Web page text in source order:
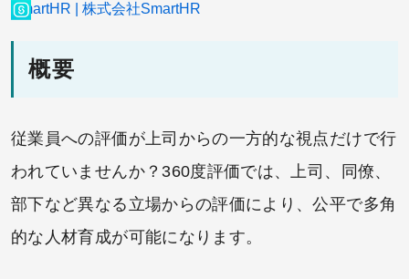
概要
従業員への評価が上司からの一方的な視点だけで行
われていませんか？360度評価では、上司、同僚、
部下など異なる立場からの評価により、公平で多角
的な人材育成が可能になります。
SmartHR 株式会社SmartHR